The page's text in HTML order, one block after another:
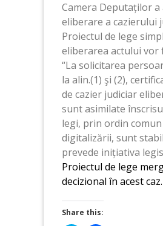
Camera Deputaților
eliberare a cazierului
Proiectul de lege
eliberarea actului vor
“La solicitarea
la alin.(1) şi (2),
de cazier judiciar
sunt asimilate
legi, prin ordin
digitalizării, sunt
prevede inițiativa
Proiectul de lege
decizional în acest caz.
Share this: